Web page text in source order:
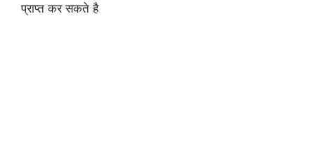
प्राप्त कर सकते है